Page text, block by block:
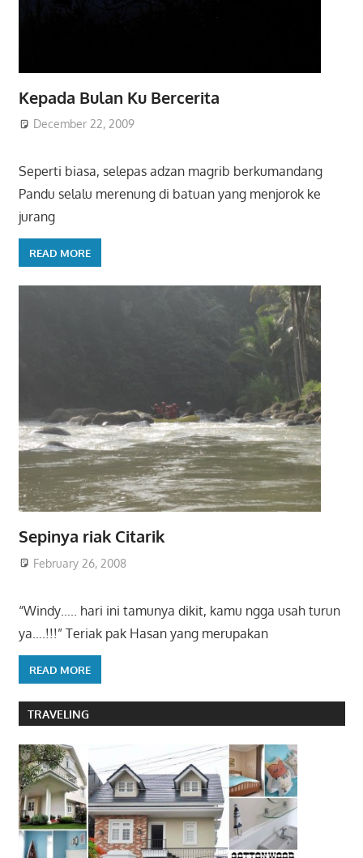
Kepada Bulan Ku Bercerita
December 22, 2009
Seperti biasa, selepas adzan magrib berkumandang
Pandu selalu merenung di batuan yang menjorok ke
jurang
READ MORE
Sepinya riak Citarik
February 26, 2008
“Windy….. hari ini tamunya dikit, kamu ngga usah turun
ya….!!!” Teriak pak Hasan yang merupakan
READ MORE
TRAVELING